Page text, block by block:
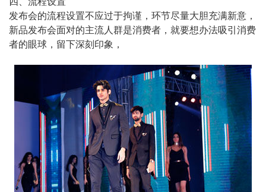
发布会的流程设置不应过于拘谨，环节尽量大胆充满新意，
新品发布会面对的主流人群是消费者，就要想办法吸引消费
者的眼球，留下深刻印象，